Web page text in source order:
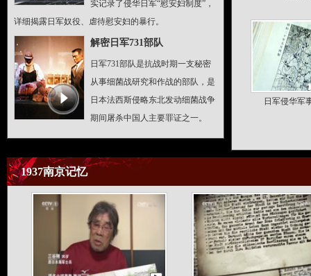
实记录了侵华日军“慰安妇制度”，
详细揭露日军奴役、虐待慰安妇的暴行。
解密日军731部队
日军731部队是抗战时期一支秘密
从事细菌战研究和作战的部队，是
日本法西斯侵略东北发动细菌战争
期间屠杀中国人主要罪证之一。
日军侵华军
1937南京记忆